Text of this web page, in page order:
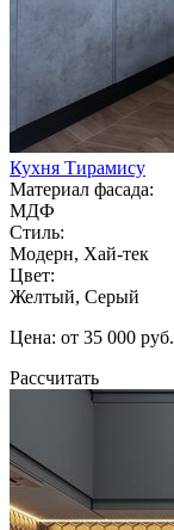
Кухня Тирамису
Материал фасада:
МДФ
Стиль:
Модерн, Хай-тек
Цвет:
Желтый, Серый
Цена: от 35 000 руб.
Рассчитать